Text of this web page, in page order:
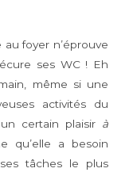
foyer n’éprouve
ses WC ! Eh
même si une
activités du
certain plaisir à
qu’elle a besoin
tâches le plus